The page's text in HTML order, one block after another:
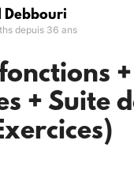
Debbouri
depuis 36 ans
+ Suite